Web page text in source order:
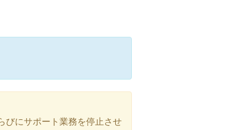
びにサポート業務を停止させ